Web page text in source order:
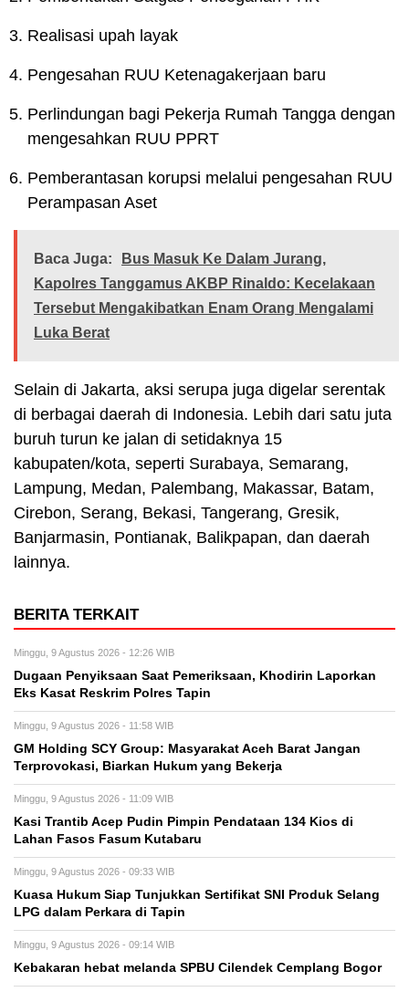
Realisasi upah layak
Pengesahan RUU Ketenagakerjaan baru
Perlindungan bagi Pekerja Rumah Tangga dengan
mengesahkan RUU PPRT
Pemberantasan korupsi melalui pengesahan RUU
Perampasan Aset
Baca Juga:
Bus Masuk Ke Dalam Jurang,
Kapolres Tanggamus AKBP Rinaldo: Kecelakaan
Tersebut Mengakibatkan Enam Orang Mengalami
Luka Berat
Selain di Jakarta, aksi serupa juga digelar serentak
di berbagai daerah di Indonesia. Lebih dari satu juta
buruh turun ke jalan di setidaknya 15
kabupaten/kota, seperti Surabaya, Semarang,
Lampung, Medan, Palembang, Makassar, Batam,
Cirebon, Serang, Bekasi, Tangerang, Gresik,
Banjarmasin, Pontianak, Balikpapan, dan daerah
lainnya.
BERITA TERKAIT
Minggu, 9 Agustus 2026 - 12:26 WIB
Dugaan Penyiksaan Saat Pemeriksaan, Khodirin Laporkan
Eks Kasat Reskrim Polres Tapin
Minggu, 9 Agustus 2026 - 11:58 WIB
GM Holding SCY Group: Masyarakat Aceh Barat Jangan
Terprovokasi, Biarkan Hukum yang Bekerja
Minggu, 9 Agustus 2026 - 11:09 WIB
Kasi Trantib Acep Pudin Pimpin Pendataan 134 Kios di
Lahan Fasos Fasum Kutabaru
Minggu, 9 Agustus 2026 - 09:33 WIB
Kuasa Hukum Siap Tunjukkan Sertifikat SNI Produk Selang
LPG dalam Perkara di Tapin
Minggu, 9 Agustus 2026 - 09:14 WIB
Kebakaran hebat melanda SPBU Cilendek Cemplang Bogor